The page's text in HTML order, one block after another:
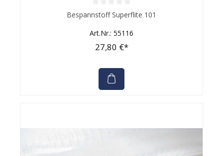
Durchschnittliche Bewertung von 0 von 5 Sternen
Bespannstoff Superflite 101
Art.Nr.: 55116
27,80 €*